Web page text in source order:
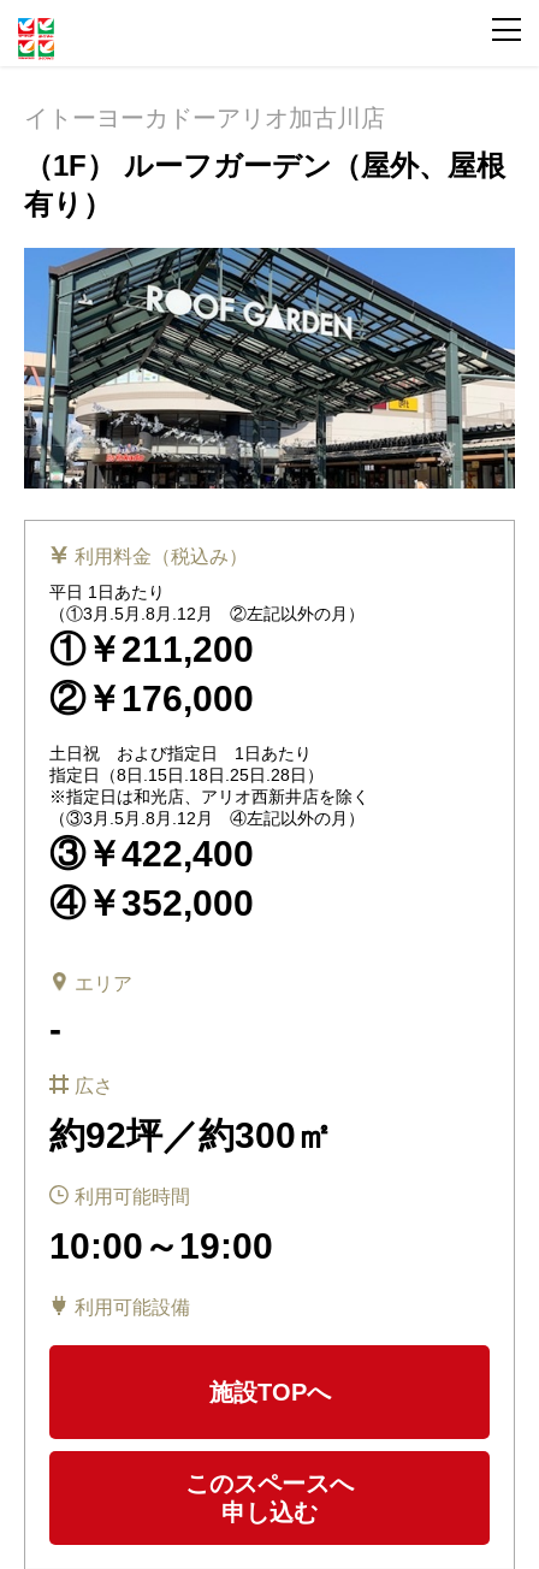
イトーヨーカドーアリオ加古川店
（1F） ルーフガーデン（屋外、屋根
有り）
利用料金（税込み）
平日 1日あたり
（①3月.5月.8月.12月 ②左記以外の月）
①￥211,200
②￥176,000
土日祝 および指定日 1日あたり
指定日（8日.15日.18日.25日.28日）
※指定日は和光店、アリオ西新井店を除く
（③3月.5月.8月.12月 ④左記以外の月）
③￥422,400
④￥352,000
エリア
-
広さ
約92坪／約300㎡
利用可能時間
10:00～19:00
利用可能設備
施設TOPへ
このスペースへ
申し込む